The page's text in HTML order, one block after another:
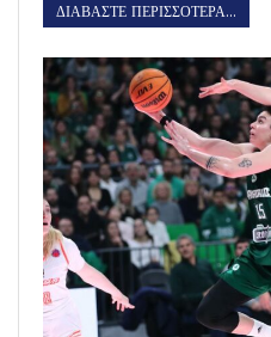
ΔΙΑΒΑΣΤΕ ΠΕΡΙΣΣΟΤΕΡΑ...